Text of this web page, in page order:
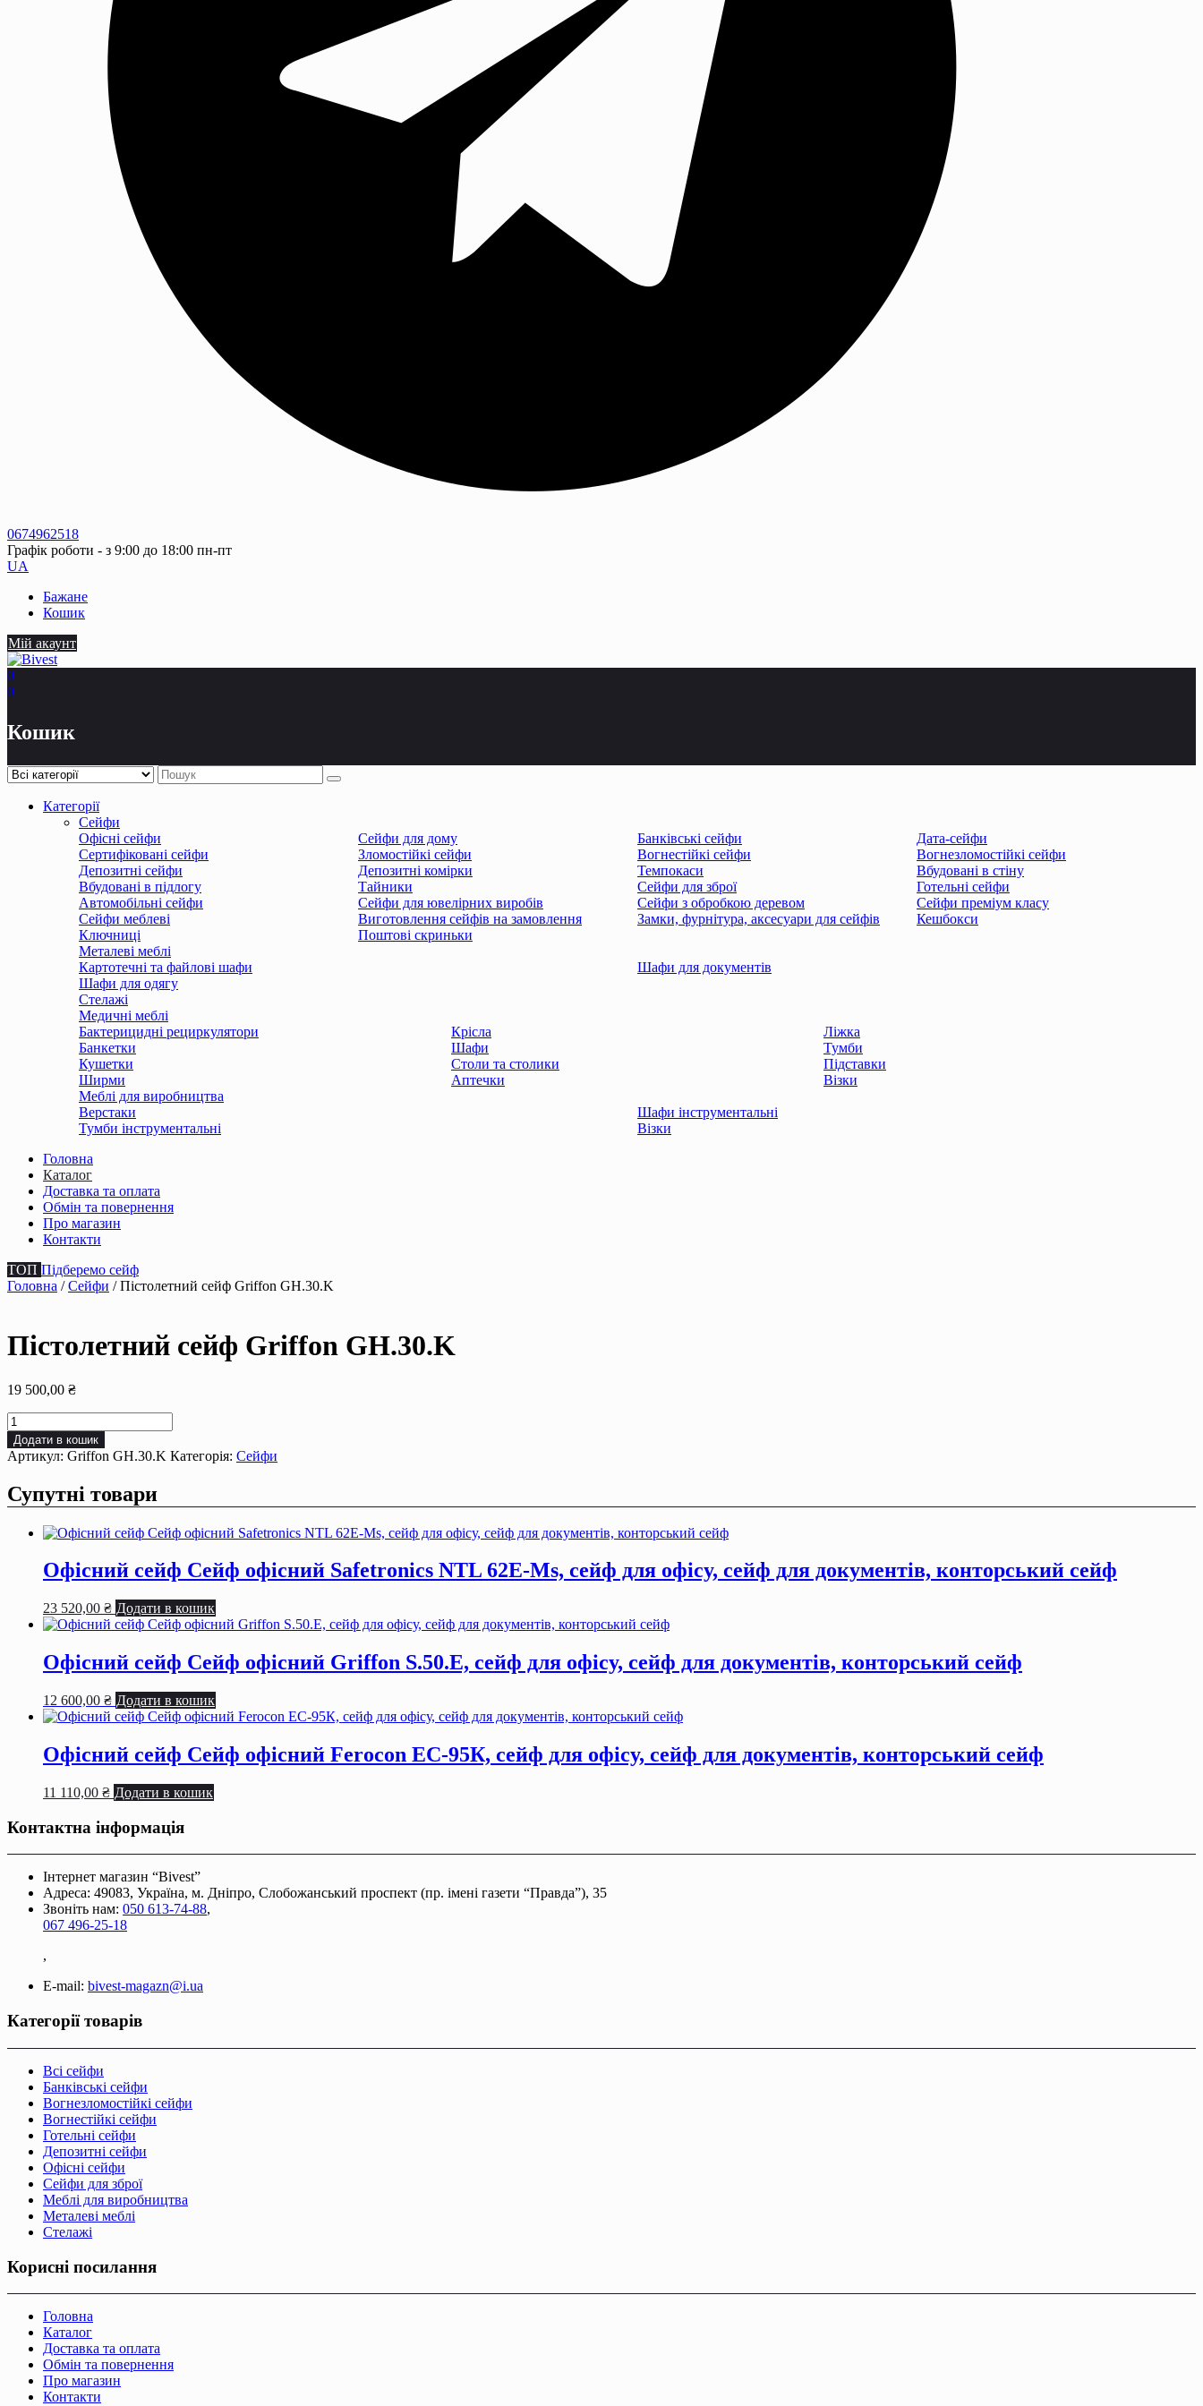
0674962518
Графік роботи - з 9:00 до 18:00 пн-пт
UA
Бажане
Кошик
Мій акаунт
0
0
Кошик
Категорії
Сейфи
Офісні сейфи
Сейфи для дому Банківські сейфи
Дата-сейфи
Сертифіковані сейфи
Зломостійкі сейфи Вогнестійкі сейфи
Вогнезломостійкі сейфи
Депозитні сейфи
Депозитні комірки Темпокаси
Вбудовані в стіну
Вбудовані в підлогу
Тайники Сейфи для зброї
Готельні сейфи
Автомобільні сейфи
Сейфи для ювелірних виробів Сейфи з обробкою деревом
Сейфи преміум класу
Сейфи меблеві
Виготовлення сейфів на замовлення Замки, фурнітура, аксесуари для сейфів
Кешбокси
Ключниці
Поштові скриньки
Металеві меблі
Картотечні та файлові шафи
Шафи для документів
Шафи для одягу
Стелажі
Медичні меблі
Бактерицидні рециркулятори
Крісла
Ліжка
Банкетки
Шафи
Тумби
Кушетки
Столи та столики
Підставки
Ширми
Аптечки
Візки
Меблі для виробництва
Верстаки
Шафи інструментальні
Тумби інструментальні
Візки
Головна
Каталог
Доставка та оплата
Обмін та повернення
Про магазин
Контакти
ТОП Підберемо сейф
Головна /Сейфи / Пістолетний сейф Griffon GH.30.K
Пістолетний сейф Griffon GH.30.K
19 500,00 ₴
Пістолетний
сейф
Griffon
GH.30.K
кількість
Додати в кошик
Артикул: Griffon GH.30.K Категорія: Сейфи
Супутні товари
Офісний сейф Сейф офiсний Safetronics NTL 62E-Мѕ, сейф для офiсу, сейф для документiв, конторський сейф
23 520,00 ₴ Додати в кошик
Офісний сейф Сейф офiсний Griffon S.50.Е, сейф для офiсу, сейф для документiв, конторський сейф
12 600,00 ₴ Додати в кошик
Офісний сейф Сейф офiсний Ferocon ЕС-95К, сейф для офiсу, сейф для документiв, конторський сейф
11 110,00 ₴ Додати в кошик
Контактна інформація
Інтернет магазин “Bivest”
Адреса: 49083, Україна, м. Дніпро, Слобожанський проспект (пр. імені газети “Правда”), 35
Звоніть нам: 050 613-74-88,
067 496-25-18
,
E-mail: bivest-magazn@i.ua
Категорії товарів
Всі сейфи
Банківські сейфи
Вогнезломостійкі сейфи
Вогнестійкі сейфи
Готельні сейфи
Депозитні сейфи
Офісні сейфи
Сейфи для зброї
Меблі для виробництва
Металеві меблі
Стелажі
Корисні посилання
Головна
Каталог
Доставка та оплата
Обмін та повернення
Про магазин
Контакти